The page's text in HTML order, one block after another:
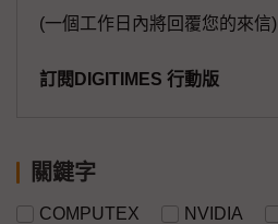
(一個工作日內將回覆您的來信)
訂閱DIGITIMES 行動版
關鍵字
COMPUTEX NVIDIA